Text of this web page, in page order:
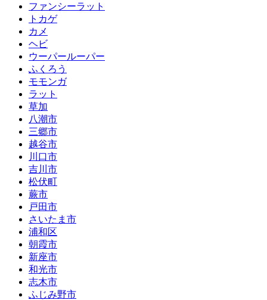
ファンシーラット
トカゲ
カメ
ヘビ
ウーパールーパー
ふくろう
モモンガ
ラット
草加
八潮市
三郷市
越谷市
川口市
吉川市
松伏町
蕨市
戸田市
さいたま市
浦和区
朝霞市
新座市
和光市
志木市
ふじみ野市